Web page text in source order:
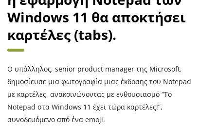
Windows 11 θα αποκτήσει
καρτέλες (tabs).
Ο υπάλληλος, senior product manager της Microsoft,
δημοσίευσε μια φωτογραφία μιας έκδοσης του Notepad
με καρτέλες, ανακοινώνοντας με ενθουσιασμό “Το
Notepad στα Windows 11 έχει τώρα καρτέλες!”,
συνοδευόμενο από ένα emoji.